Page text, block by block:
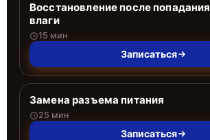
Восстановление после попадания
влаги
15 мин
Записаться
Замена разъема питания
25 мин
Записаться